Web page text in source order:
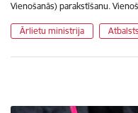
Vienošanās) parakstīšanu.
Ārlietu ministrija